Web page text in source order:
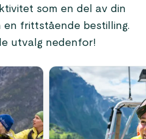
som en del av din
en frittstående bestilling.
utvalg nedenfor!